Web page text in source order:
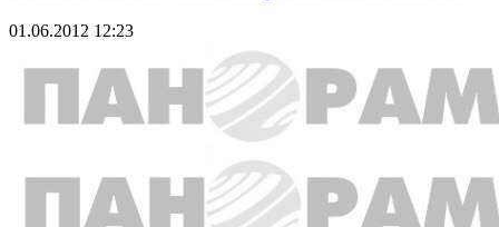
01.06.2012 12:23